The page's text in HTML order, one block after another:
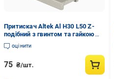
Притискач Altek Al H30 L50 Z-
подібний з гвинтом та гайкою
(3007091928)
оцінити
75 ₴/шт.